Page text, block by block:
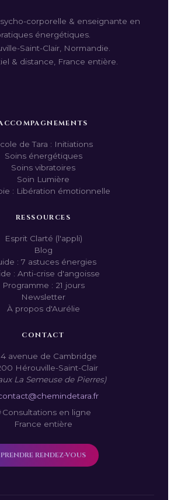
corporelle & enseignante en
énergétiques.
Saint-Clair, Normandie.
& distance, France entière.
de Tara : Initiations
Soins énergétiques
Soins vibratoires
Soin Lumière
: Libération émotionnelle
RESSOURCES
Esprit Clarté (l'appli)
Blog
: 7 astuces énergies
: Anti-crise d'angoisse
Programme : 21 jours
Newsletter
À propos d'Aurélie
CONTACT
4 avenue de Cambridge
Hérouville-Saint-Clair
La Semeuse de Pierres)
Consultations en ligne
France entière
PRENDRE RENDEZ-VOUS